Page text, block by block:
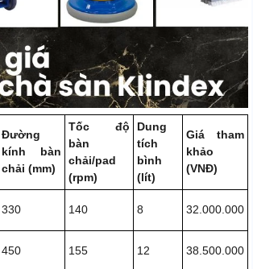
Đường
kính bàn
chải (mm)
Tốc độ
bàn
chải/pad
(rpm)
Dung
tích
bình
(lít)
Giá tham
khảo
(VNĐ)
330 140 8 32.000.000
450 155 12 38.500.000